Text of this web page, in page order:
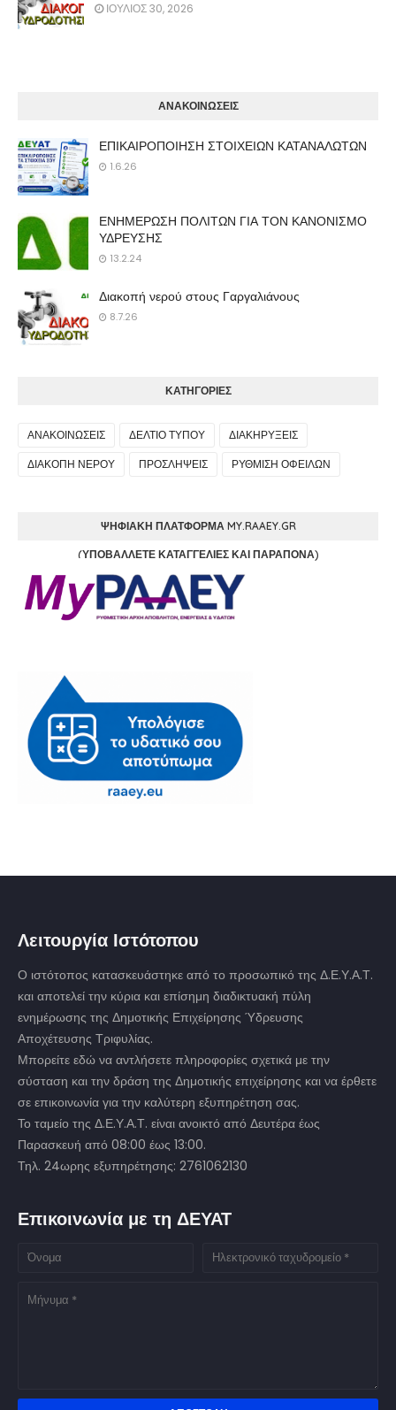
ΙΟΥΛΙΟΣ 30, 2026
ΑΝΑΚΟΙΝΩΣΕΙΣ
ΕΠΙΚΑΙΡΟΠΟΙΗΣΗ ΣΤΟΙΧΕΙΩΝ ΚΑΤΑΝΑΛΩΤΩΝ
1.6.26
ΕΝΗΜΕΡΩΣΗ ΠΟΛΙΤΩΝ ΓΙΑ ΤΟΝ ΚΑΝΟΝΙΣΜΟ
ΥΔΡΕΥΣΗΣ
13.2.24
Διακοπή νερού στους Γαργαλιάνους
8.7.26
ΚΑΤΗΓΟΡΙΕΣ
ΑΝΑΚΟΙΝΩΣΕΙΣ ΔΕΛΤΙΟ ΤΥΠΟΥ
ΔΙΑΚΗΡΥΞΕΙΣ
ΔΙΑΚΟΠΗ ΝΕΡΟΥ
ΠΡΟΣΛΗΨΕΙΣ ΡΥΘΜΙΣΗ ΟΦΕΙΛΩΝ
ΨΗΦΙΑΚΉ ΠΛΑΤΦΌΡΜΑ MY.RAAEY.GR
(ΥΠΟΒΆΛΛΕΤΕ ΚΑΤΑΓΓΕΛΊΕΣ ΚΑΙ ΠΑΡΆΠΟΝΑ)
Λειτουργία Ιστότοπου
Ο ιστότοπος κατασκευάστηκε από το προσωπικό της Δ.Ε.Υ.Α.Τ.
και αποτελεί την κύρια και επίσημη διαδικτυακή πύλη
ενημέρωσης της Δημοτικής Επιχείρησης Ύδρευσης
Αποχέτευσης Τριφυλίας.
Μπορείτε εδώ να αντλήσετε πληροφορίες σχετικά με την
σύσταση και την δράση της Δημοτικής επιχείρησης και να έρθετε
σε επικοινωνία για την καλύτερη εξυπηρέτηση σας.
Το ταμείο της Δ.Ε.Υ.Α.Τ. είναι ανοικτό από Δευτέρα έως
Παρασκευή από 08:00 έως 13:00.
Τηλ. 24ωρης εξυπηρέτησης: 2761062130
Επικοινωνία με τη ΔΕΥΑΤ